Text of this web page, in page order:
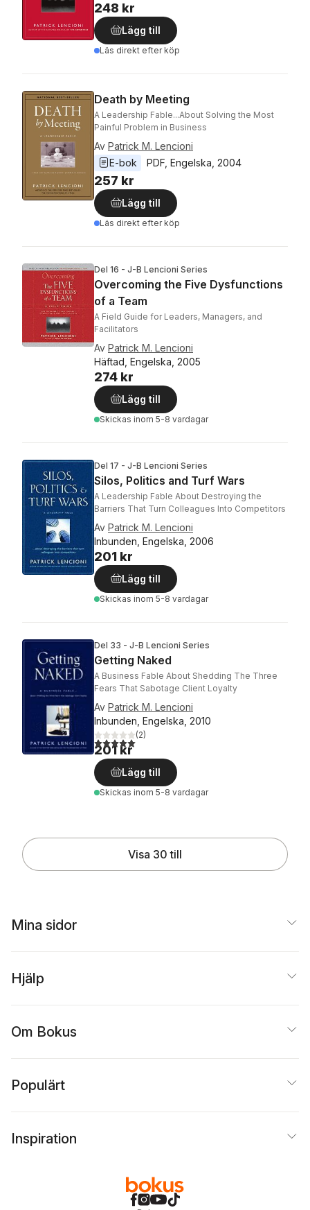
248 kr
Lägg till
Läs direkt efter köp
Death by Meeting
A Leadership Fable...About Solving the Most
Painful Problem in Business
Av Patrick M. Lencioni
E-bok
PDF Engelska 2004
257 kr
Lägg till
Läs direkt efter köp
Del 16 - J-B Lencioni Series
Overcoming the Five Dysfunctions
of a Team
A Field Guide for Leaders, Managers, and
Facilitators
Av Patrick M. Lencioni
Häftad, Engelska, 2005
274 kr
Lägg till
Skickas inom 5-8 vardagar
Del 17 - J-B Lencioni Series
Silos, Politics and Turf Wars
A Leadership Fable About Destroying the
Barriers That Turn Colleagues Into Competitors
Av Patrick M. Lencioni
Inbunden, Engelska, 2006
201 kr
Lägg till
Skickas inom 5-8 vardagar
Del 33 - J-B Lencioni Series
Getting Naked
A Business Fable About Shedding The Three
Fears That Sabotage Client Loyalty
Av Patrick M. Lencioni
Inbunden, Engelska, 2010
5,0utav 5 stjärnor. Totalt antal röster:
(2)
201 kr
Lägg till
Skickas inom 5-8 vardagar
Visa 30 till
Mina sidor
Hjälp
Om Bokus
Populärt
Inspiration